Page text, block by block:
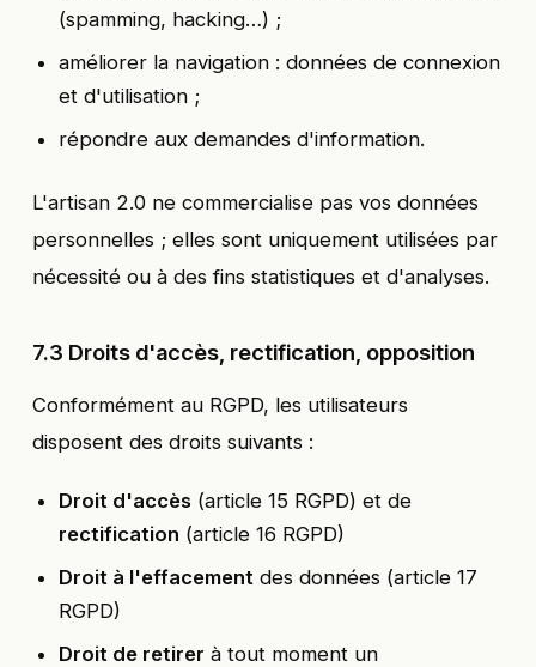
(spamming, hacking…) ;
améliorer la navigation : données de connexion
et d'utilisation ;
répondre aux demandes d'information.
L'artisan 2.0 ne commercialise pas vos données
personnelles ; elles sont uniquement utilisées par
nécessité ou à des fins statistiques et d'analyses.
7.3 Droits d'accès, rectification, opposition
Conformément au RGPD, les utilisateurs
disposent des droits suivants :
Droit d'accès (article 15 RGPD) et de
rectification (article 16 RGPD)
Droit à l'effacement des données (article 17
RGPD)
Droit de retirer à tout moment un